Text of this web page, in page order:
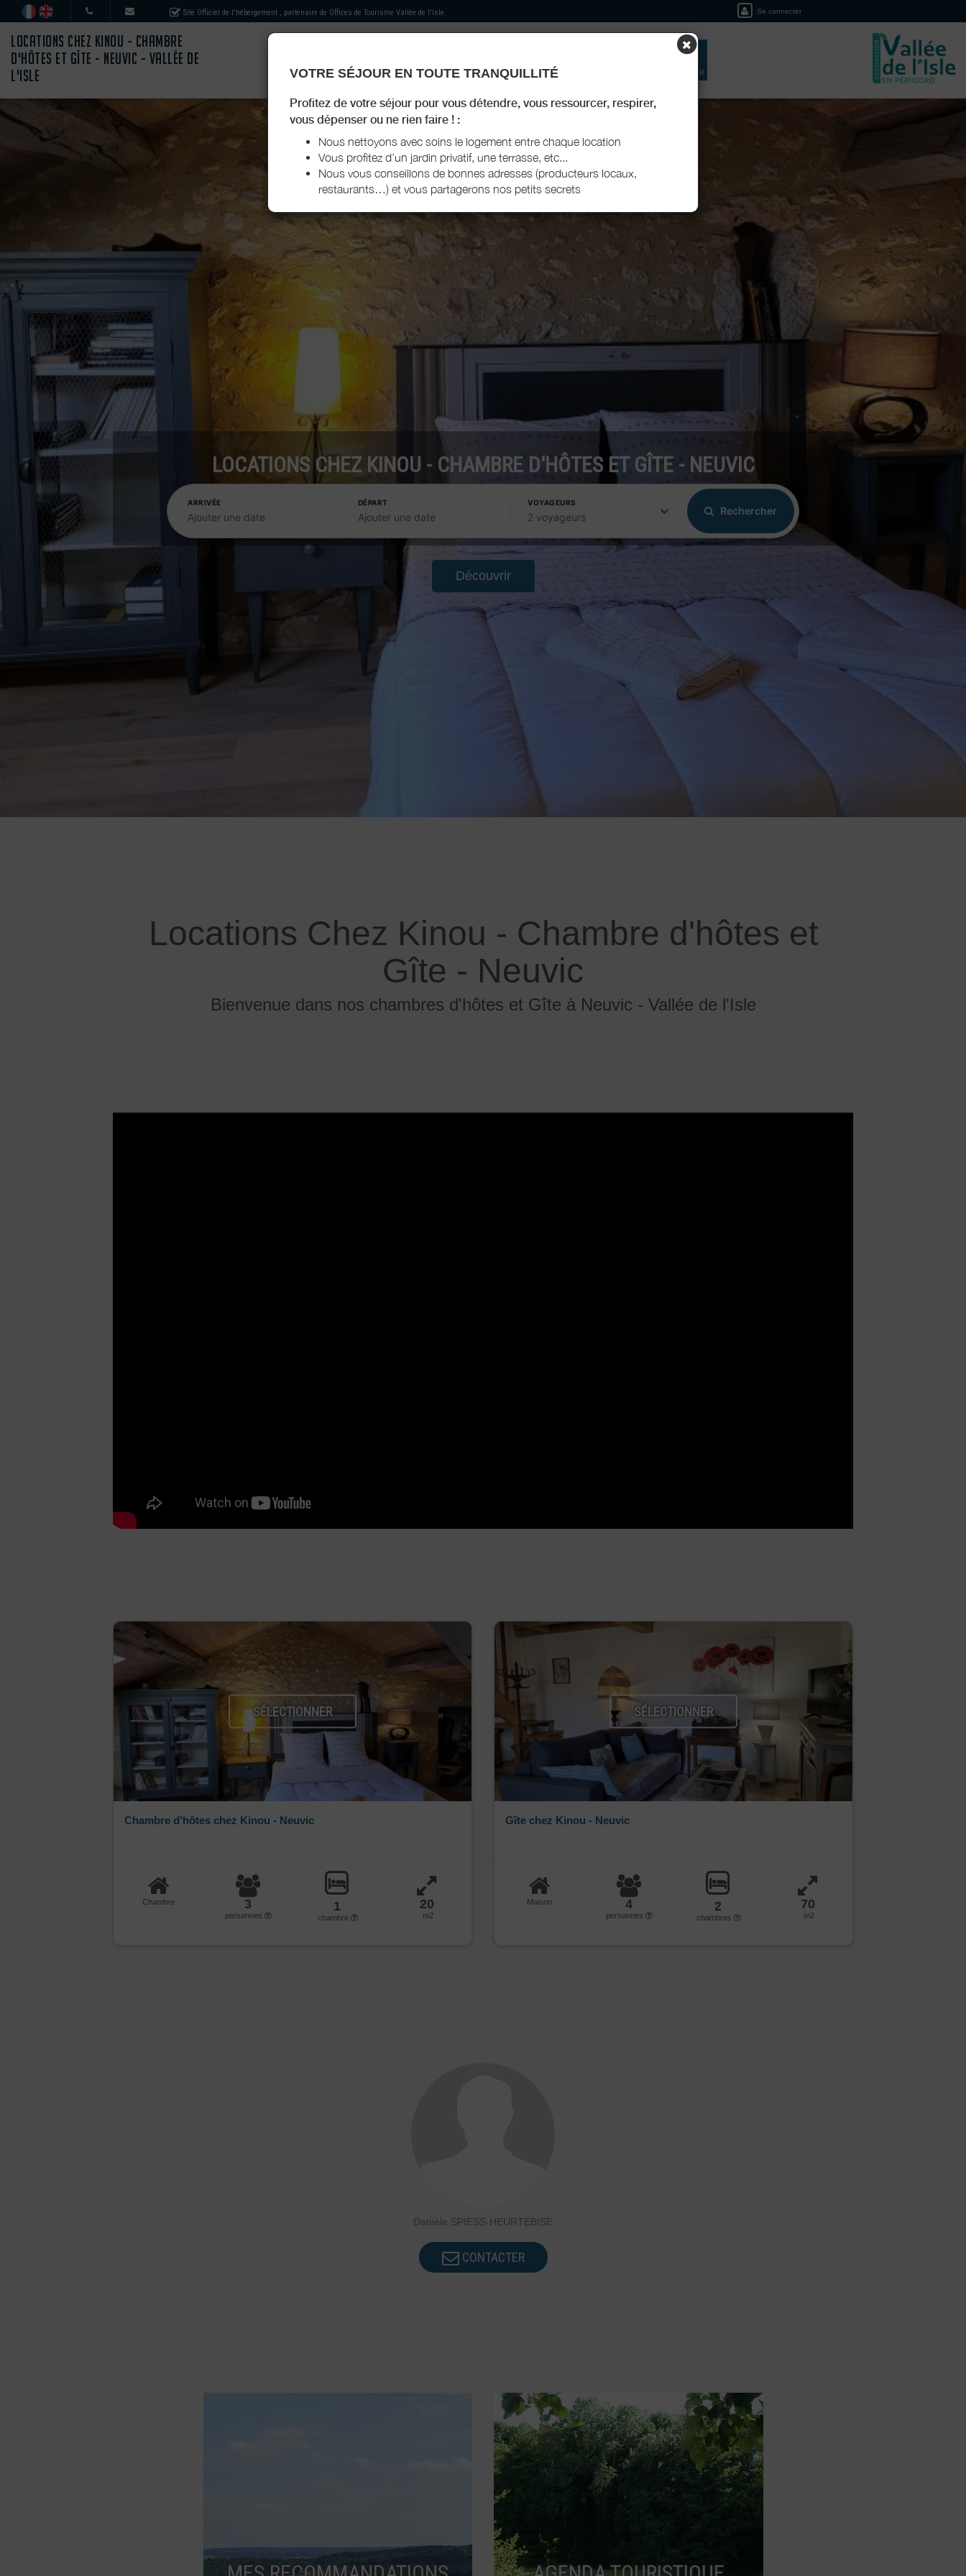
Site Officiel de l'hébergement , partenaire de Offices de Tourisme Vallée de l'Isle Se connecter
LOCATIONS CHEZ KINOU - CHAMBRE
D'HÔTES ET GÎTE - NEUVIC - VALLÉE DE
L'ISLE
MON HÉBERGEMENT MES RECOMMANDATIONS AGENDA TOURISTIQUE RÉSERVER
VOTRE SÉJOUR EN TOUTE TRANQUILLITÉ
Profitez de votre séjour pour vous détendre, vous ressourcer, respirer,
vous dépenser ou ne rien faire ! :
Nous nettoyons avec soins le logement entre chaque location
Vous profitez d’un jardin privatif, une terrasse, etc...
Nous vous conseillons de bonnes adresses (producteurs locaux,
restaurants…) et vous partagerons nos petits secrets
LOCATIONS CHEZ KINOU - CHAMBRE D'HÔTES ET GÎTE - NEUVIC
ARRIVÉE
Ajouter une date
DÉPART
Ajouter une date
VOYAGEURS
2 voyageurs
Rechercher
Découvrir
Locations Chez Kinou - Chambre d'hôtes et
Gîte - Neuvic
Bienvenue dans nos chambres d'hôtes et Gîte à Neuvic - Vallée de l'Isle
SÉLECTIONNER
Chambre d'hôtes chez Kinou - Neuvic
Chambre 3
personnes
1
chambre
20
m2
SÉLECTIONNER
Gîte chez Kinou - Neuvic
Maison 4
personnes
2
chambres
70
m2
Danièle SPIESS-HEURTEBISE
CONTACTER